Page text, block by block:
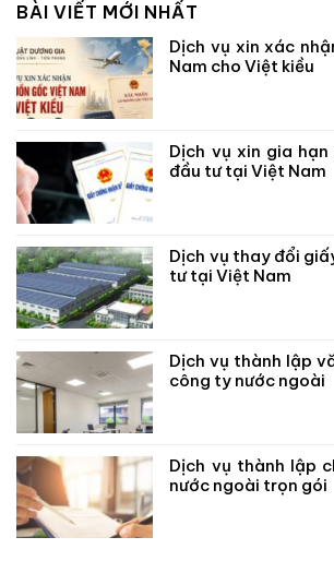
BÀI VIẾT MỚI NHẤT
Dịch vụ xin xác
Nam cho Việt kiều
Dịch vụ xin gia
đầu tư tại Việt Nam
Dịch vụ thay đổi
tư tại Việt Nam
Dịch vụ thành lập
công ty nước ngoài
Dịch vụ thành lập
nước ngoài trọn gói